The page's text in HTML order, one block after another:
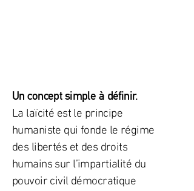
Un concept simple à définir.
La laïcité est le principe
humaniste qui fonde le régime
des libertés et des droits
humains sur l’impartialité du
pouvoir civil démocratique